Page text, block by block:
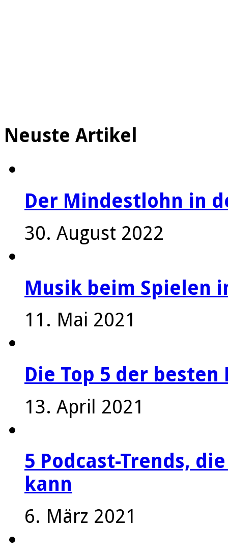
Neuste Artikel
Der Mindestlohn in
30. August 2022
Musik beim Spielen
11. Mai 2021
Die Top 5 der besten
13. April 2021
5 Podcast-Trends,
kann
6. März 2021